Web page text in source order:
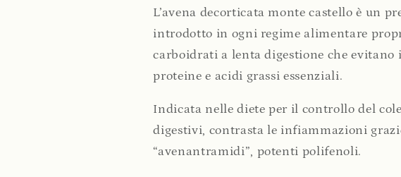
L’avena decorticata monte castello è un
introdotto in ogni regime alimentare
carboidrati a lenta digestione che
proteine e acidi grassi essenziali.
Indicata nelle diete per il controllo del
digestivi, contrasta le infiammazioni
“avenantramidi”, potenti polifenoli.